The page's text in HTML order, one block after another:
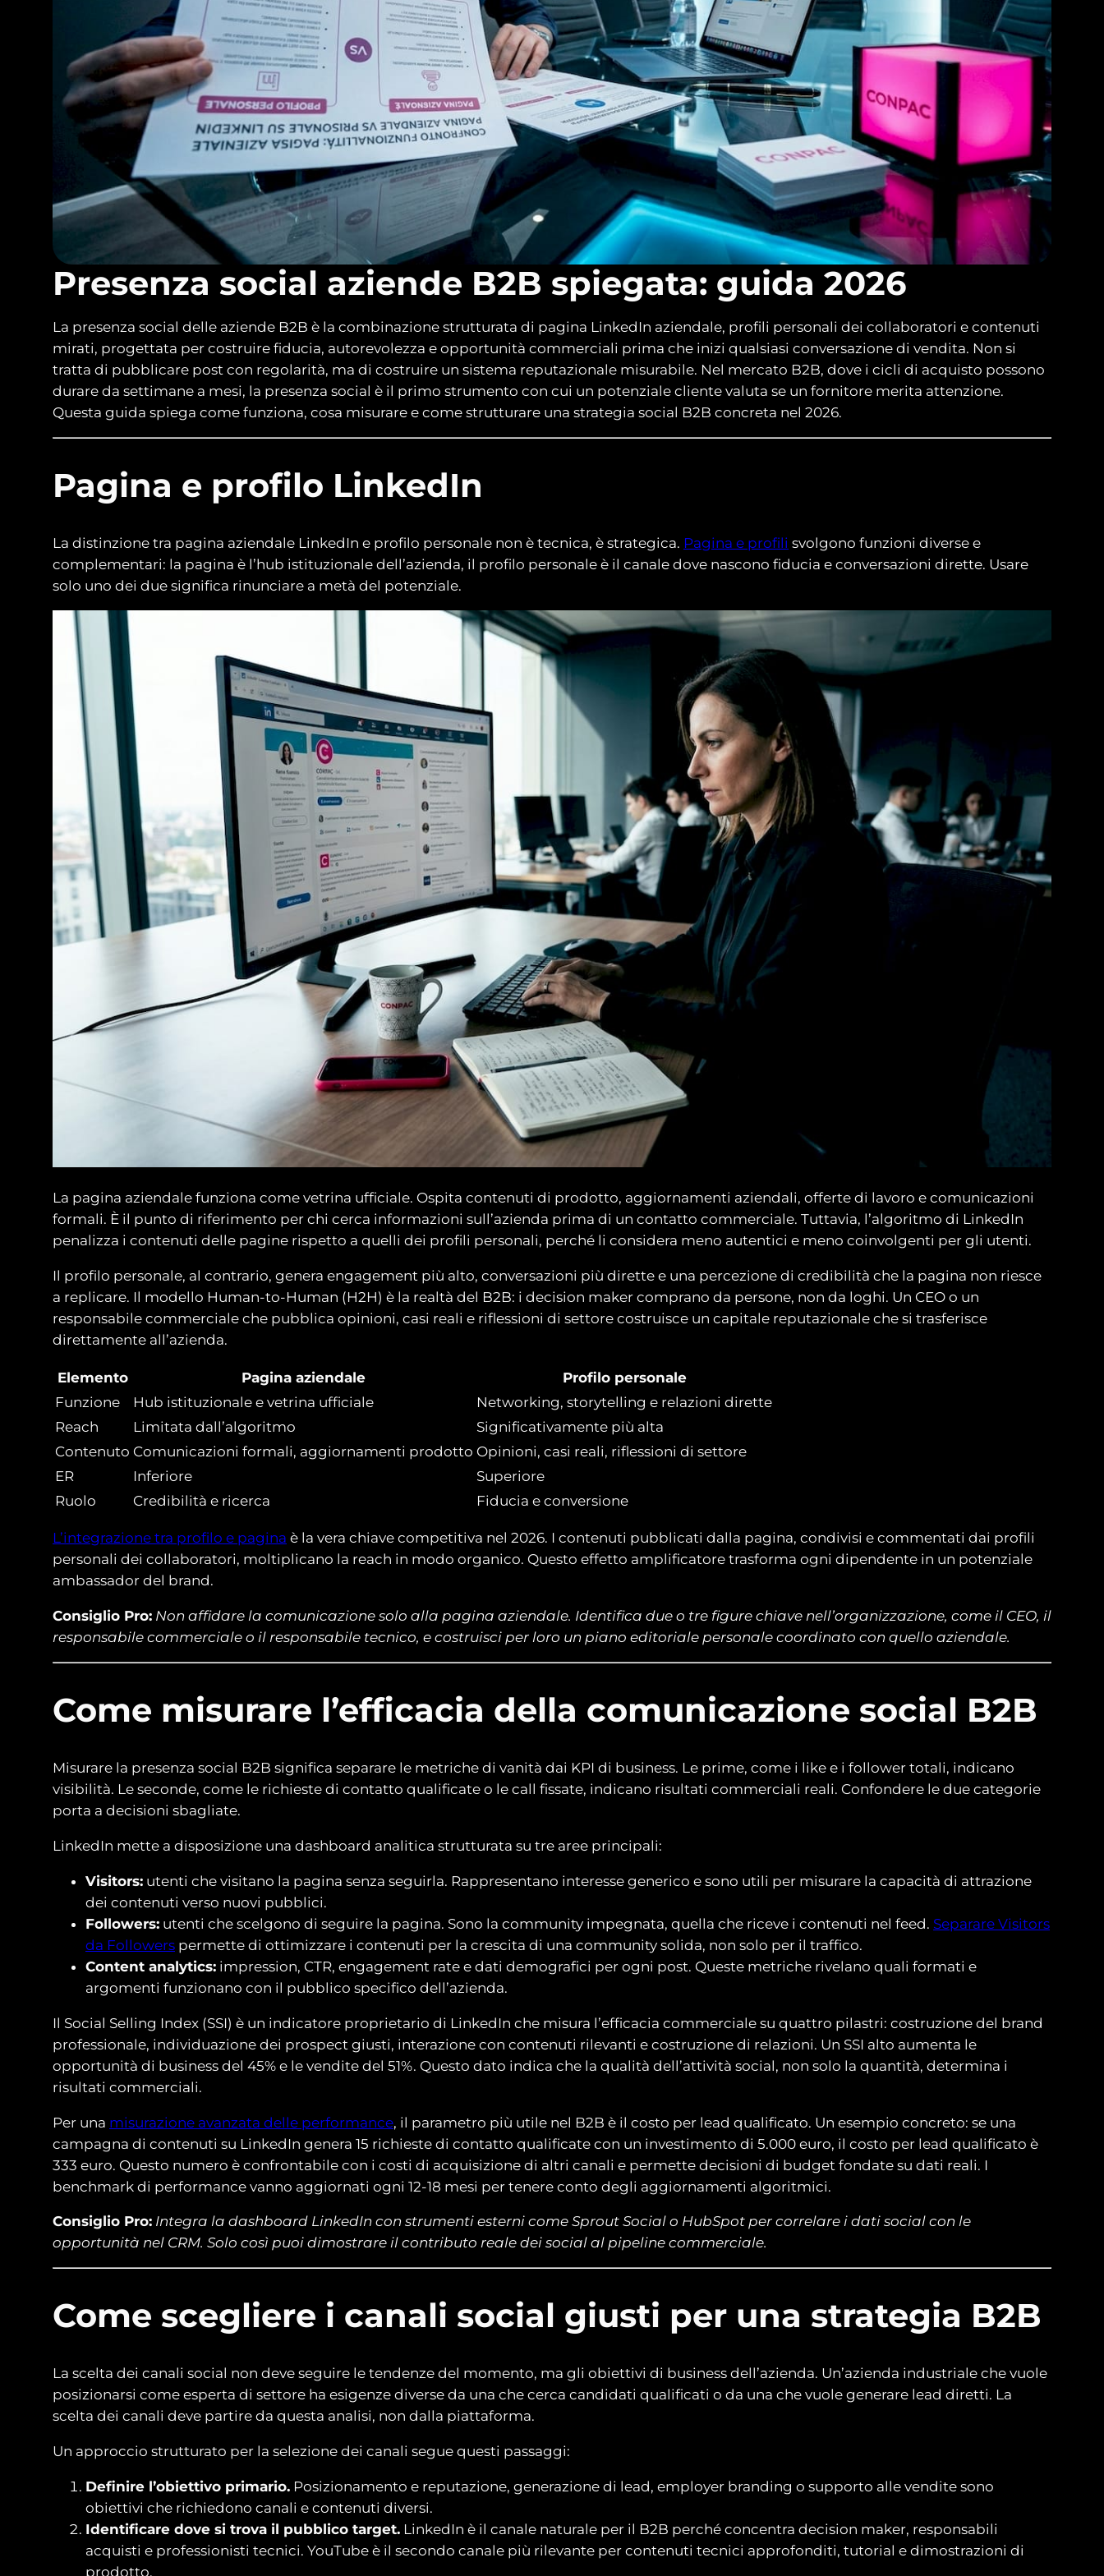
Presenza social aziende B2B spiegata: guida 2026
La presenza social delle aziende B2B è la combinazione strutturata di pagina LinkedIn aziendale, profili personali dei collaboratori e contenuti
mirati, progettata per costruire fiducia, autorevolezza e opportunità commerciali prima che inizi qualsiasi conversazione di vendita. Non si
tratta di pubblicare post con regolarità, ma di costruire un sistema reputazionale misurabile. Nel mercato B2B, dove i cicli di acquisto possono
durare da settimane a mesi, la presenza social è il primo strumento con cui un potenziale cliente valuta se un fornitore merita attenzione.
Questa guida spiega come funziona, cosa misurare e come strutturare una strategia social B2B concreta nel 2026.
Pagina e profilo LinkedIn
La distinzione tra pagina aziendale LinkedIn e profilo personale non è tecnica, è strategica. Pagina e profili svolgono funzioni diverse e
complementari: la pagina è l’hub istituzionale dell’azienda, il profilo personale è il canale dove nascono fiducia e conversazioni dirette. Usare
solo uno dei due significa rinunciare a metà del potenziale.
La pagina aziendale funziona come vetrina ufficiale. Ospita contenuti di prodotto, aggiornamenti aziendali, offerte di lavoro e comunicazioni
formali. È il punto di riferimento per chi cerca informazioni sull’azienda prima di un contatto commerciale. Tuttavia, l’algoritmo di LinkedIn
penalizza i contenuti delle pagine rispetto a quelli dei profili personali, perché li considera meno autentici e meno coinvolgenti per gli utenti.
Il profilo personale, al contrario, genera engagement più alto, conversazioni più dirette e una percezione di credibilità che la pagina non riesce
a replicare. Il modello Human-to-Human (H2H) è la realtà del B2B: i decision maker comprano da persone, non da loghi. Un CEO o un
responsabile commerciale che pubblica opinioni, casi reali e riflessioni di settore costruisce un capitale reputazionale che si trasferisce
direttamente all’azienda.
Elemento Pagina aziendale
Profilo personale
Funzione
Hub istituzionale e vetrina ufficiale
Networking, storytelling e relazioni dirette
Reach
Limitata dall’algoritmo
Significativamente più alta
Contenuto Comunicazioni formali, aggiornamenti prodotto Opinioni, casi reali, riflessioni di settore
ER
Inferiore
Superiore
Ruolo
Credibilità e ricerca Fiducia e conversione
L’integrazione tra profilo e pagina è la vera chiave competitiva nel 2026. I contenuti pubblicati dalla pagina, condivisi e commentati dai profili
personali dei collaboratori, moltiplicano la reach in modo organico. Questo effetto amplificatore trasforma ogni dipendente in un potenziale
ambassador del brand.
Consiglio Pro: Non affidare la comunicazione solo alla pagina aziendale. Identifica due o tre figure chiave nell’organizzazione, come il CEO, il
responsabile commerciale o il responsabile tecnico, e costruisci per loro un piano editoriale personale coordinato con quello aziendale.
Come misurare l’efficacia della comunicazione social B2B
Misurare la presenza social B2B significa separare le metriche di vanità dai KPI di business. Le prime, come i like e i follower totali, indicano
visibilità. Le seconde, come le richieste di contatto qualificate o le call fissate, indicano risultati commerciali reali. Confondere le due categorie
porta a decisioni sbagliate.
LinkedIn mette a disposizione una dashboard analitica strutturata su tre aree principali:
Visitors: utenti che visitano la pagina senza seguirla. Rappresentano interesse generico e sono utili per misurare la capacità di attrazione
dei contenuti verso nuovi pubblici.
Followers: utenti che scelgono di seguire la pagina. Sono la community impegnata, quella che riceve i contenuti nel feed. Separare Visitors
da Followers permette di ottimizzare i contenuti per la crescita di una community solida, non solo per il traffico.
Content analytics: impression, CTR, engagement rate e dati demografici per ogni post. Queste metriche rivelano quali formati e
argomenti funzionano con il pubblico specifico dell’azienda.
Il Social Selling Index (SSI) è un indicatore proprietario di LinkedIn che misura l’efficacia commerciale su quattro pilastri: costruzione del brand
professionale, individuazione dei prospect giusti, interazione con contenuti rilevanti e costruzione di relazioni. Un SSI alto aumenta le
opportunità di business del 45% e le vendite del 51%. Questo dato indica che la qualità dell’attività social, non solo la quantità, determina i
risultati commerciali.
Per una misurazione avanzata delle performance, il parametro più utile nel B2B è il costo per lead qualificato. Un esempio concreto: se una
campagna di contenuti su LinkedIn genera 15 richieste di contatto qualificate con un investimento di 5.000 euro, il costo per lead qualificato è
333 euro. Questo numero è confrontabile con i costi di acquisizione di altri canali e permette decisioni di budget fondate su dati reali. I
benchmark di performance vanno aggiornati ogni 12-18 mesi per tenere conto degli aggiornamenti algoritmici.
Consiglio Pro: Integra la dashboard LinkedIn con strumenti esterni come Sprout Social o HubSpot per correlare i dati social con le
opportunità nel CRM. Solo così puoi dimostrare il contributo reale dei social al pipeline commerciale.
Come scegliere i canali social giusti per una strategia B2B
La scelta dei canali social non deve seguire le tendenze del momento, ma gli obiettivi di business dell’azienda. Un’azienda industriale che vuole
posizionarsi come esperta di settore ha esigenze diverse da una che cerca candidati qualificati o da una che vuole generare lead diretti. La
scelta dei canali deve partire da questa analisi, non dalla piattaforma.
Un approccio strutturato per la selezione dei canali segue questi passaggi:
Definire l’obiettivo primario. Posizionamento e reputazione, generazione di lead, employer branding o supporto alle vendite sono
obiettivi che richiedono canali e contenuti diversi.
Identificare dove si trova il pubblico target. LinkedIn è il canale naturale per il B2B perché concentra decision maker, responsabili
acquisti e professionisti tecnici. YouTube è il secondo canale più rilevante per contenuti tecnici approfonditi, tutorial e dimostrazioni di
prodotto.